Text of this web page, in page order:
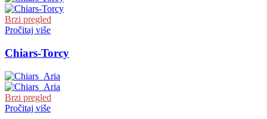
Brzi pregled
Pročitaj više
Chiars-Torcy
Brzi pregled
Pročitaj više